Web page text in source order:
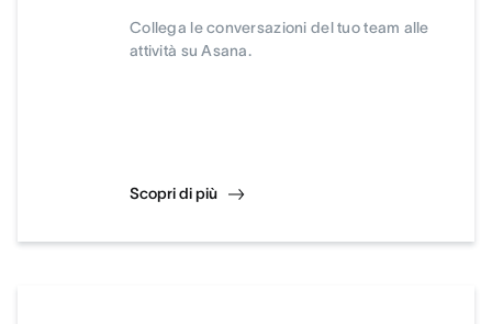
Collega le conversazioni del tuo team alle
attività su Asana.
Scopri di più